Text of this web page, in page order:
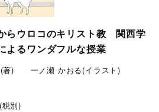
らウロコのキリスト教 関西学
よるワンダフルな授業
) 一ノ瀬 かおる(イラスト)
別)